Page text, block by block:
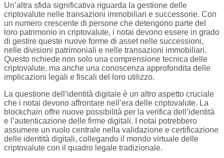
Un’altra sfida significativa riguarda la gestione delle
criptovalute nelle transazioni immobiliari e successorie. Con
un numero crescente di persone che detengono parte del
loro patrimonio in criptovalute, i notai devono essere in grado
di gestire queste nuove forme di asset nelle successioni,
nelle divisioni patrimoniali e nelle transazioni immobiliari.
Questo richiede non solo una comprensione tecnica delle
criptovalute, ma anche una conoscenza approfondita delle
implicazioni legali e fiscali del loro utilizzo.
La questione dell’identità digitale è un altro aspetto cruciale
che i notai devono affrontare nell’era delle criptovalute. La
blockchain offre nuove possibilità per la verifica dell’identità
e l’autenticazione delle firme digitali. I notai potrebbero
assumere un ruolo centrale nella validazione e certificazione
delle identità digitali, collegando il mondo virtuale delle
criptovalute con il quadro legale tradizionale.